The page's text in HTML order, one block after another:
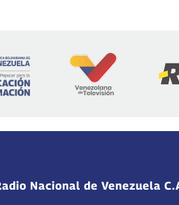
Nacional de Venezuela